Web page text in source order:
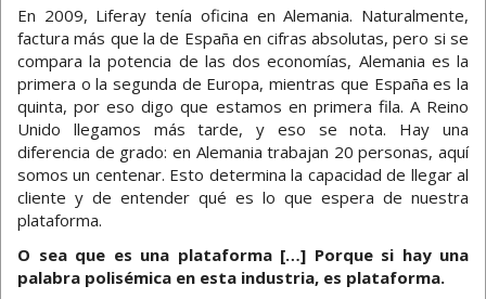
En 2009, Liferay tenía oficina en Alemania. Naturalmente,
factura más que la de España en cifras absolutas, pero si se
compara la potencia de las dos economías, Alemania es la
primera o la segunda de Europa, mientras que España es la
quinta, por eso digo que estamos en primera fila. A Reino
Unido llegamos más tarde, y eso se nota. Hay una
diferencia de grado: en Alemania trabajan 20 personas, aquí
somos un centenar. Esto determina la capacidad de llegar al
cliente y de entender qué es lo que espera de nuestra
plataforma.
O sea que es una plataforma […] Porque si hay una
palabra polisémica en esta industria, es plataforma.